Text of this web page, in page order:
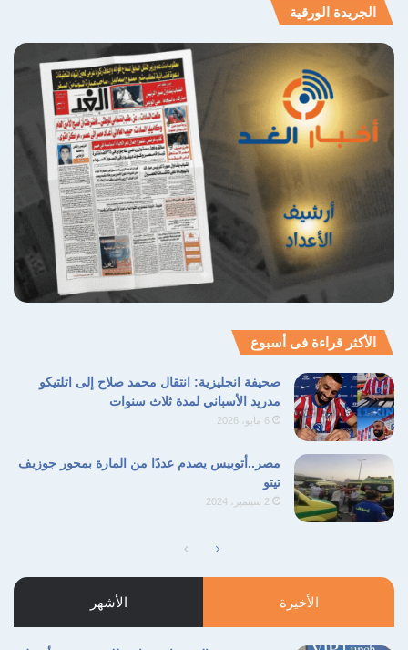
الجريدة الورقية
الأكثر قراءة فى أسبوع
صحيفة انجليزية: انتقال محمد صلاح إلى اتلتيكو
مدريد الأسباني لمدة ثلاث سنوات
6 مايو، 2026
مصر..أتوبيس يصدم عددًا من المارة بمحور جوزيف
تيتو
2 سبتمبر، 2024
الصفحة
السابقة
الصفحة
التالية
الأخيرة الأشهر